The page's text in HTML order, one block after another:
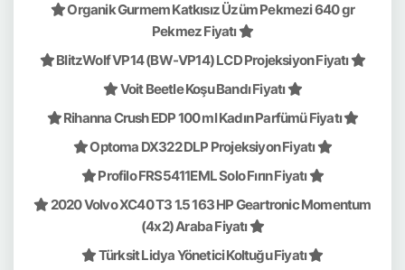
Organik Gurmem Katkısız Üzüm Pekmezi 640 gr
Pekmez Fiyatı
BlitzWolf VP14 (BW-VP14) LCD Projeksiyon Fiyatı
Voit Beetle Koşu Bandı Fiyatı
Rihanna Crush EDP 100 ml Kadın Parfümü Fiyatı
Optoma DX322 DLP Projeksiyon Fiyatı
Profilo FRS5411EML Solo Fırın Fiyatı
2020 Volvo XC40 T3 1.5 163 HP Geartronic Momentum
(4x2) Araba Fiyatı
Türksit Lidya Yönetici Koltuğu Fiyatı